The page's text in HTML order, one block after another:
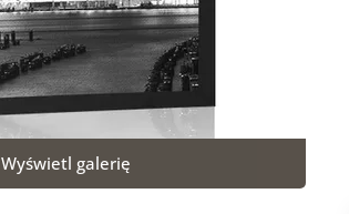
Wyświetl galerię